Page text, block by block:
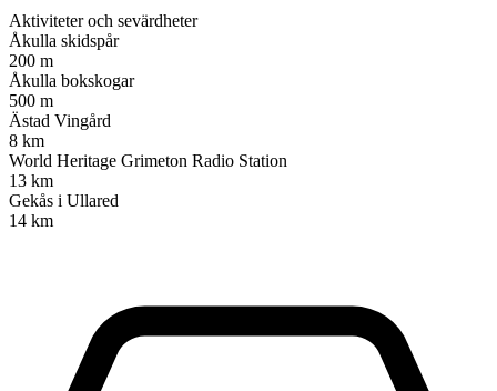
Aktiviteter och sevärdheter
Åkulla skidspår
200 m
Åkulla bokskogar
500 m
Ästad Vingård
8 km
World Heritage Grimeton Radio Station
13 km
Gekås i Ullared
14 km